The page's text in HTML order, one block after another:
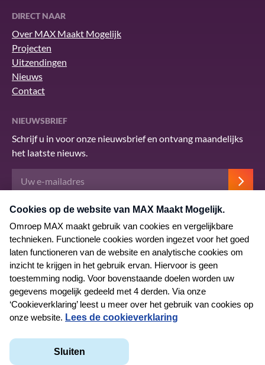
DIRECT NAAR
Over MAX Maakt Mogelijk
Projecten
Uitzendingen
Nieuws
Contact
NIEUWSBRIEF
Schrijf u in voor onze nieuwsbrief en ontvang maandelijks
het laatste nieuws.
Deze site wordt beschermd door reCAPTCHA en het Googleprivacybeleid.
servicevoorwaarden
© 2026 MAX Maakt Mogelijk
Algemene voorwaarden
Cookieverklaring
Kwetsbaarheid melden